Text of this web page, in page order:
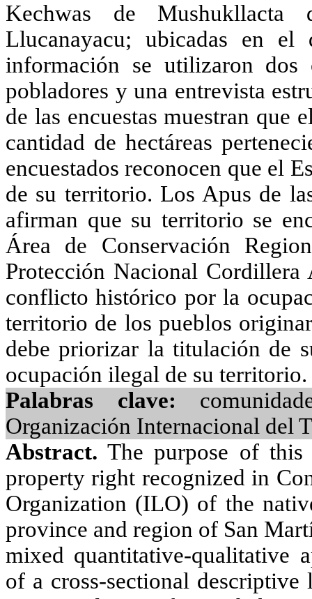
Kechwas de Mushukllacta
Llucanayacu; ubicadas en el
información se utilizaron dos
pobladores y una entrevista
de las encuestas muestran que
cantidad de hectáreas
encuestados reconocen que el
de su territorio. Los Apus de
afirman que su territorio se
Área de Conservación
Protección Nacional Cordillera
conflicto histórico por la
territorio de los pueblos
debe priorizar la titulación de
ocupación ilegal de su territorio.
Palabras clave:
Organización Internacional del
Abstract. The purpose of this
property right recognized in
Organization (ILO) of the
province and region of San
mixed quantitative-qualitative
of a cross-sectional